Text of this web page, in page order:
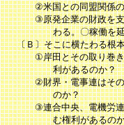
②米国との同盟関係の基
③原発企業の財政を支え
わる。〇稼働を延長
〔Ｂ〕そこに横たわる根
①岸田とその取り巻き勢
利があるのか？
②財界・電事連はその資
のか？
③連合中央、電機労連は
む権利があるのか